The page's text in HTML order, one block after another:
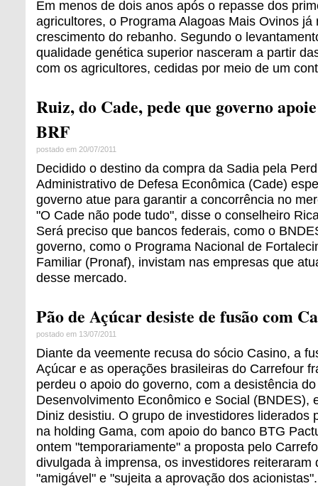
Em menos de dois anos após o repasse dos
agricultores, o Programa Alagoas Mais Ovinos já
crescimento do rebanho. Segundo o
qualidade genética superior nasceram a partir
com os agricultores, cedidas por meio de um
Ruiz, do Cade, pede que governo
BRF
postado em 20/07/2011
Decidido o destino da compra da Sadia pela
Administrativo de Defesa Econômica (Cade)
governo atue para garantir a concorrência no
"O Cade não pode tudo", disse o conselheiro
Será preciso que bancos federais, como o
governo, como o Programa Nacional de
Familiar (Pronaf), invistam nas empresas que
desse mercado.
Pão de Açúcar desiste de fusão com
postado em 13/07/2011
Diante da veemente recusa do sócio Casino, a
Açúcar e as operações brasileiras do Carrefour
perdeu o apoio do governo, com a desistência
Desenvolvimento Econômico e Social (BNDES),
Diniz desistiu. O grupo de investidores liderados
na holding Gama, com apoio do banco BTG
ontem "temporariamente" a proposta pelo
divulgada à imprensa, os investidores reiteraram
"amigável" e "sujeita a aprovação dos acionistas".